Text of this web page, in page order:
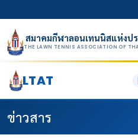
สมาคมกีฬาลอนเทนนิสแห่งป
THE LAWN TENNIS ASSOCIATION OF
LTAT
ข่าวสาร